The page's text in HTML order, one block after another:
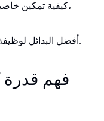
كيفية تمكين خاصية تحويل النص إلى كلام لكتب كيندل،
أفضل البدائل لوظيفة القراءة الصوتية في كيندل، والمزيد.
فهم قدرة